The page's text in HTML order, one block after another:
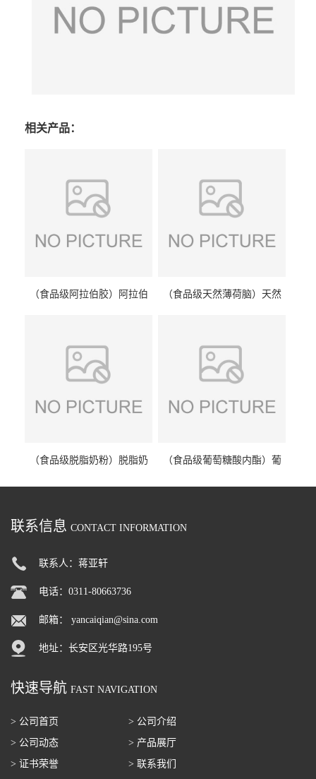
相关产品：
（食品级阿拉伯胶）阿拉伯
（食品级天然薄荷脑）天然
（食品级脱脂奶粉）脱脂奶
（食品级葡萄糖酸内酯）葡
联系信息 CONTACT INFORMATION
联系人：蒋亚轩
电话：0311-80663736
邮箱： yancaiqian@sina.com
地址：长安区光华路195号
快速导航 FAST NAVIGATION
> 公司首页
> 公司介绍
> 公司动态
> 产品展厅
> 证书荣誉
> 联系我们